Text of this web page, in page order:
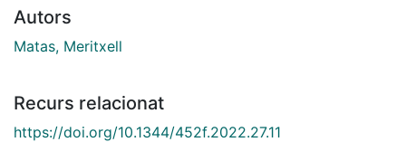
Autors
Matas, Meritxell
Recurs relacionat
https://doi.org/10.1344/452f.2022.27.11